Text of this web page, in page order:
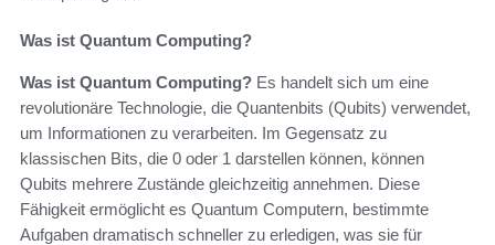
Was ist Quantum Computing?
Was ist Quantum Computing? Es handelt sich um eine
revolutionäre Technologie, die Quantenbits (Qubits) verwendet,
um Informationen zu verarbeiten. Im Gegensatz zu
klassischen Bits, die 0 oder 1 darstellen können, können
Qubits mehrere Zustände gleichzeitig annehmen. Diese
Fähigkeit ermöglicht es Quantum Computern, bestimmte
Aufgaben dramatisch schneller zu erledigen, was sie für